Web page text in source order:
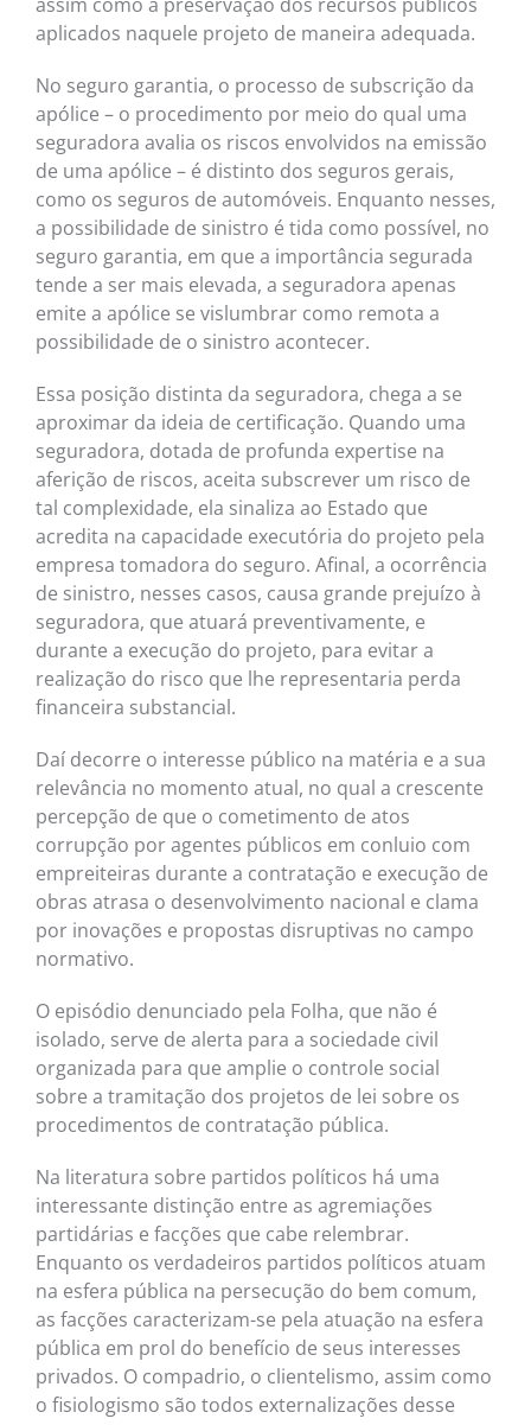
aplicados naquele projeto de maneira adequada.
No seguro garantia, o processo de subscrição da
apólice – o procedimento por meio do qual uma
seguradora avalia os riscos envolvidos na emissão
de uma apólice – é distinto dos seguros gerais,
como os seguros de automóveis. Enquanto nesses,
a possibilidade de sinistro é tida como possível, no
seguro garantia, em que a importância segurada
tende a ser mais elevada, a seguradora apenas
emite a apólice se vislumbrar como remota a
possibilidade de o sinistro acontecer.
Essa posição distinta da seguradora, chega a se
aproximar da ideia de certificação. Quando uma
seguradora, dotada de profunda expertise na
aferição de riscos, aceita subscrever um risco de
tal complexidade, ela sinaliza ao Estado que
acredita na capacidade executória do projeto pela
empresa tomadora do seguro. Afinal, a ocorrência
de sinistro, nesses casos, causa grande prejuízo à
seguradora, que atuará preventivamente, e
durante a execução do projeto, para evitar a
realização do risco que lhe representaria perda
financeira substancial.
Daí decorre o interesse público na matéria e a sua
relevância no momento atual, no qual a crescente
percepção de que o cometimento de atos
corrupção por agentes públicos em conluio com
empreiteiras durante a contratação e execução de
obras atrasa o desenvolvimento nacional e clama
por inovações e propostas disruptivas no campo
normativo.
O episódio denunciado pela Folha, que não é
isolado, serve de alerta para a sociedade civil
organizada para que amplie o controle social
sobre a tramitação dos projetos de lei sobre os
procedimentos de contratação pública.
Na literatura sobre partidos políticos há uma
interessante distinção entre as agremiações
partidárias e facções que cabe relembrar.
Enquanto os verdadeiros partidos políticos atuam
na esfera pública na persecução do bem comum,
as facções caracterizam-se pela atuação na esfera
pública em prol do benefício de seus interesses
privados. O compadrio, o clientelismo, assim como
o fisiologismo são todos externalizações desse